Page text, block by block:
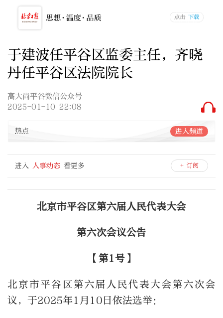
于建波任平谷区监委主任，齐晓
丹任平谷区法院院长
高大尚平谷微信公众号
2025-01-10 22:08
热点 进入频道
进入 人事动态 看更多 + 订阅
北京市平谷区第六届人民代表大会
第六次会议公告
【第1号】
北京市平谷区第六届人民代表大会第六次会
议，于2025年1月10日依法选举：